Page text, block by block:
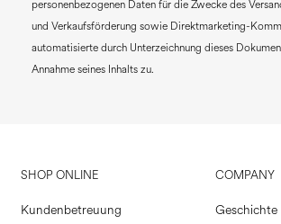
personenbezogenen Daten für die Zwecke des
und Verkaufsförderung sowie Direktmarketing-
automatisierte durch Unterzeichnung dieses
Annahme seines Inhalts zu.
SHOP ONLINE
Kundenbetreuung
COMPANY